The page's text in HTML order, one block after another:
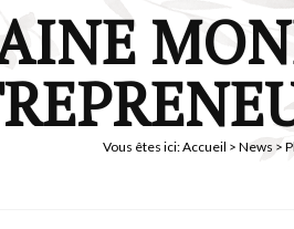
Vous êtes ici:Accueil > News >